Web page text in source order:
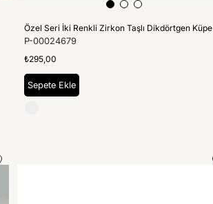
Özel Seri İki Renkli Zirkon Taşlı Dikdörtgen Küpe
P-00024679
₺295,00
Sepete Ekle